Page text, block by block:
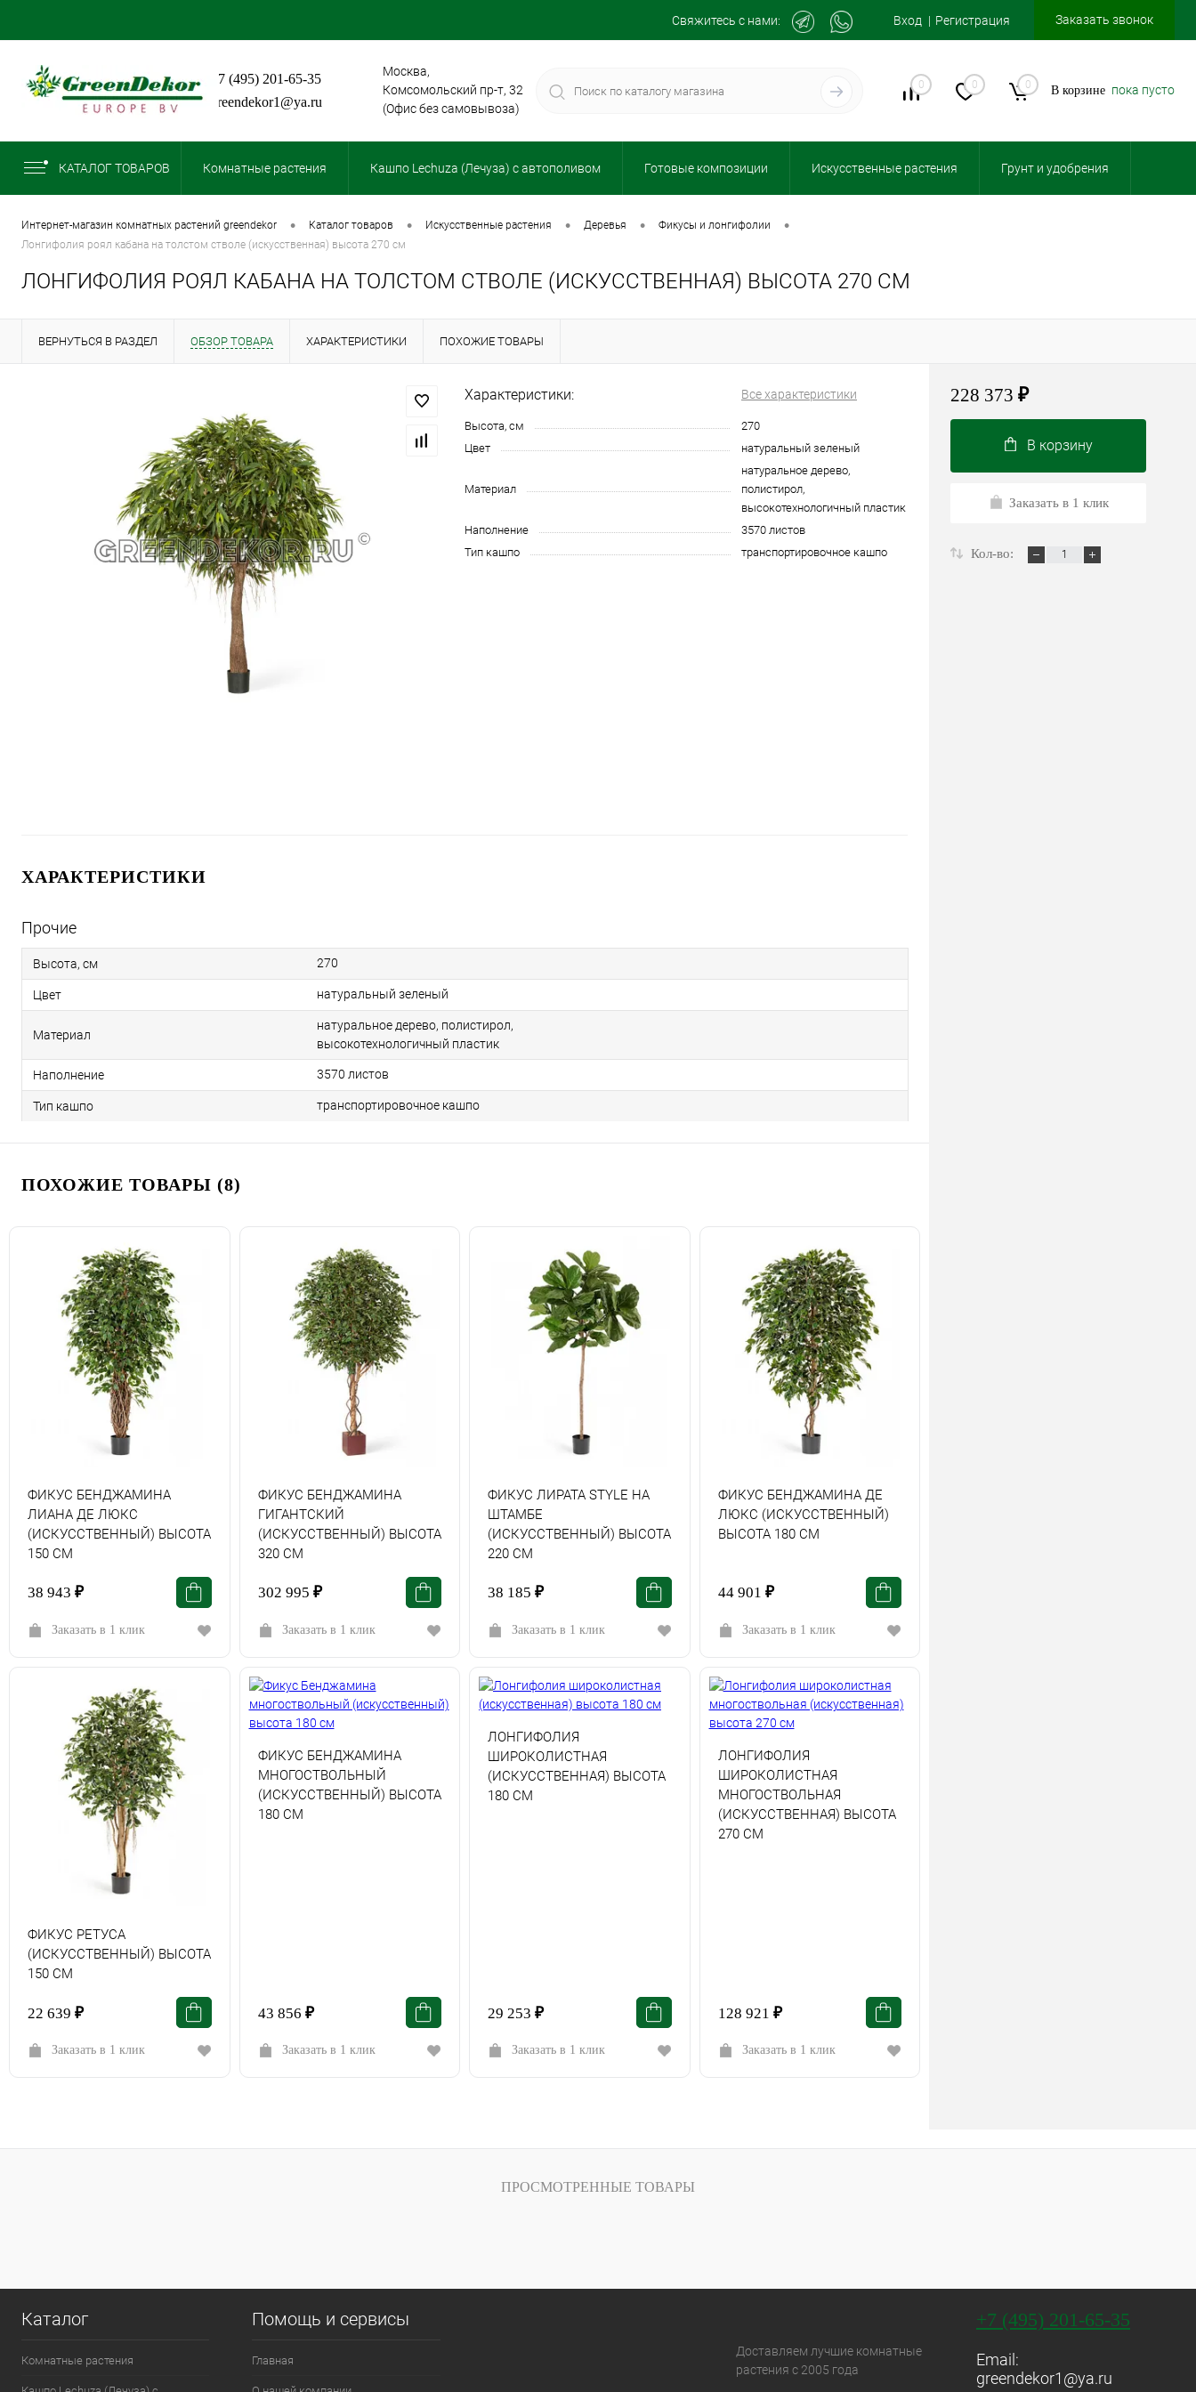
Свяжитесь с нами: Вход Регистрация Заказать звонок
+7 (495) 201-65-35
greendekor1@ya.ru
Москва,
Комсомольский пр-т, 32
(Офис без самовывоза)
0 0 0 В корзине пока пусто
КАТАЛОГ ТОВАРОВ Комнатные растения Кашпо Lechuza (Лечуза) с автополивом Готовые композиции Искусственные растения Грунт и удобрения
интернет-магазин комнатных растений greendekor • каталог товаров • искусственные растения • деревья • фикусы и лонгифолии •
лонгифолия роял кабана на толстом стволе (искусственная) высота 270 см
ЛОНГИФОЛИЯ РОЯЛ КАБАНА НА ТОЛСТОМ СТВОЛЕ (ИСКУССТВЕННАЯ) ВЫСОТА 270 СМ
ВЕРНУТЬСЯ В РАЗДЕЛ ОБЗОР ТОВАРА ХАРАКТЕРИСТИКИ ПОХОЖИЕ ТОВАРЫ
Характеристики: Все характеристики
Высота, см
270
Цвет
натуральный зеленый
Материал
натуральное дерево,
полистирол,
высокотехнологичный пластик
Наполнение
3570 листов
Тип кашпо
транспортировочное кашпо
ХАРАКТЕРИСТИКИ
Прочие
Высота, см 270
Цвет натуральный зеленый
Материал
натуральное дерево, полистирол,
высокотехнологичный пластик
Наполнение 3570 листов
Тип кашпо транспортировочное кашпо
ПОХОЖИЕ ТОВАРЫ (8)
ФИКУС БЕНДЖАМИНА
ЛИАНА ДЕ ЛЮКС
(ИСКУССТВЕННЫЙ) ВЫСОТА
150 СМ
38 943 ₽
Заказать в 1 клик
ФИКУС БЕНДЖАМИНА
ГИГАНТСКИЙ
(ИСКУССТВЕННЫЙ) ВЫСОТА
320 СМ
302 995 ₽
Заказать в 1 клик
ФИКУС ЛИРАТА STYLE НА
ШТАМБЕ
(ИСКУССТВЕННЫЙ) ВЫСОТА
220 СМ
38 185 ₽
Заказать в 1 клик
ФИКУС БЕНДЖАМИНА ДЕ
ЛЮКС (ИСКУССТВЕННЫЙ)
ВЫСОТА 180 СМ
44 901 ₽
Заказать в 1 клик
ФИКУС РЕТУСА
(ИСКУССТВЕННЫЙ) ВЫСОТА
150 СМ
22 639 ₽
Заказать в 1 клик
ФИКУС БЕНДЖАМИНА
МНОГОСТВОЛЬНЫЙ
(ИСКУССТВЕННЫЙ) ВЫСОТА
180 СМ
43 856 ₽
Заказать в 1 клик
ЛОНГИФОЛИЯ
ШИРОКОЛИСТНАЯ
(ИСКУССТВЕННАЯ) ВЫСОТА
180 СМ
29 253 ₽
Заказать в 1 клик
ЛОНГИФОЛИЯ
ШИРОКОЛИСТНАЯ
МНОГОСТВОЛЬНАЯ
(ИСКУССТВЕННАЯ) ВЫСОТА
270 СМ
128 921 ₽
Заказать в 1 клик
228 373 ₽
В корзину
Заказать в 1 клик
Кол-во:
ПРОСМОТРЕННЫЕ ТОВАРЫ
Каталог
Комнатные растения
Помощь и сервисы
Главная
Доставляем лучшие комнатные
растения с 2005 года
+7 (495) 201-65-35
Email:
greendekor1@ya.ru